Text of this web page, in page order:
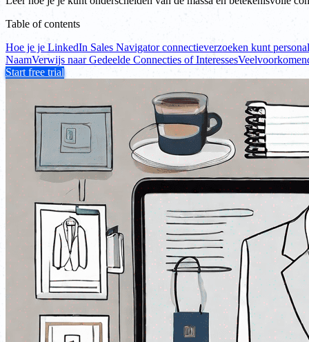
Table of contents
Hoe je je LinkedIn Sales Navigator connectieverzoeken kunt
NaamVerwijs naar Gedeelde Connecties of Interesses
Start free trial